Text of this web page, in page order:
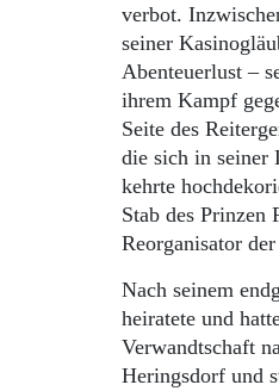
verbot.
seiner
Abenteuerlust –
ihrem Kampf
Seite des
die sich in seiner
kehrte
Stab des
Reorganisator
Nach seinem
heiratete und
Verwandtschaft
Heringsdorf und